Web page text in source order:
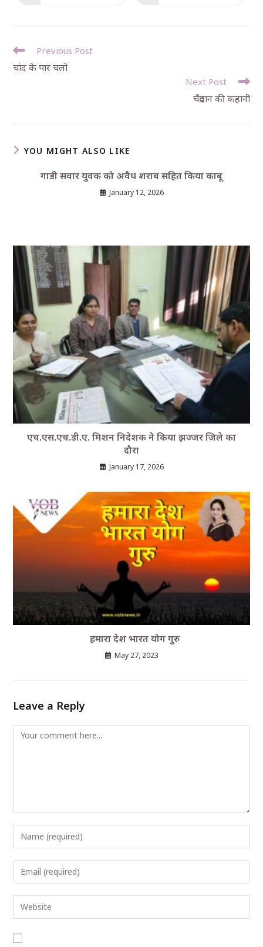
Previous Post
चांद के पार चलो
Next Post
चँद्रयान की कहानी
YOU MIGHT ALSO LIKE
गाडी सवार युवक को अवैध शराब सहित किया काबू
January 12, 2026
एच.एस.एच.डी.ए. मिशन निदेशक ने किया झज्जर जिले का
दौरा
January 17, 2026
हमारा देश भारत योग गुरु
May 27, 2023
Leave a Reply